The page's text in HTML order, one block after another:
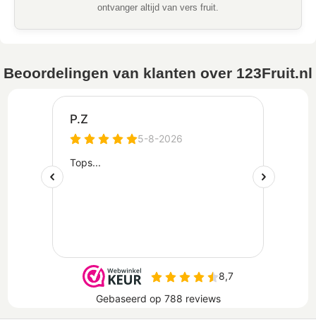
ontvanger altijd van vers fruit.
Beoordelingen van klanten over 123Fruit.nl